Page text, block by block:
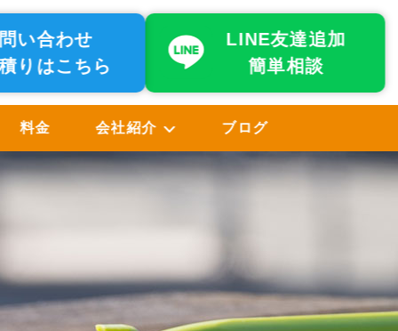
い合わせ
りはこちら
LINE友達追加
簡単相談
料金 会社紹介 ブログ